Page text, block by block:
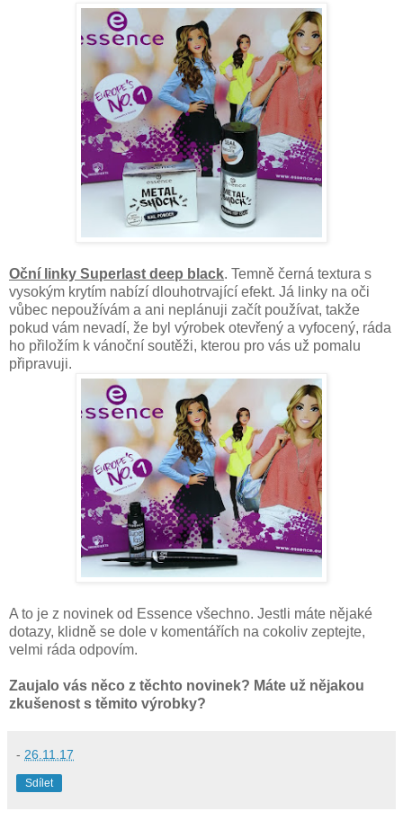
Oční linky Superlast deep black. Temně černá textura s
vysokým krytím nabízí dlouhotrvající efekt. Já linky na oči
vůbec nepoužívám a ani neplánuji začít používat, takže
pokud vám nevadí, že byl výrobek otevřený a vyfocený, ráda
ho přiložím k vánoční soutěži, kterou pro vás už pomalu
připravuji.
A to je z novinek od Essence všechno. Jestli máte nějaké
dotazy, klidně se dole v komentářích na cokoliv zeptejte,
velmi ráda odpovím.
Zaujalo vás něco z těchto novinek? Máte už nějakou
zkušenost s těmito výrobky?
- 26.11.17
Sdílet